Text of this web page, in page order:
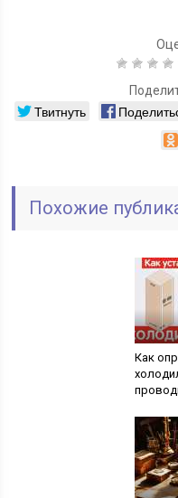
Твитнуть
Похожие
Как